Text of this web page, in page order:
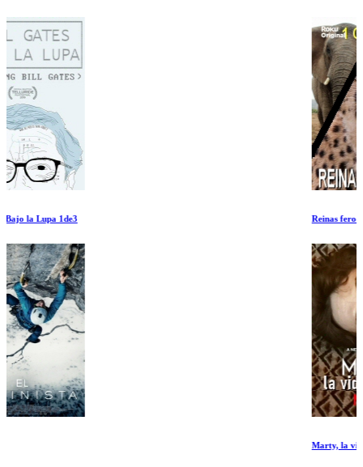
Reinas feroces: Creciendo